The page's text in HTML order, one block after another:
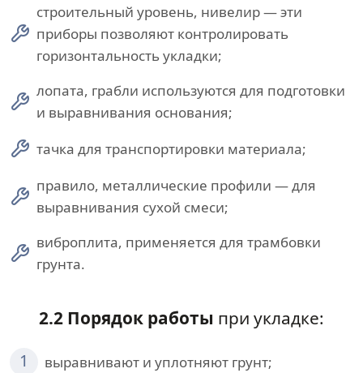
строительный уровень, нивелир — эти
приборы позволяют контролировать
горизонтальность укладки;
лопата, грабли используются для подготовки
и выравнивания основания;
тачка для транспортировки материала;
правило, металлические профили — для
выравнивания сухой смеси;
виброплита, применяется для трамбовки
грунта.
2.2 Порядок работы при укладке:
1 выравнивают и уплотняют грунт;